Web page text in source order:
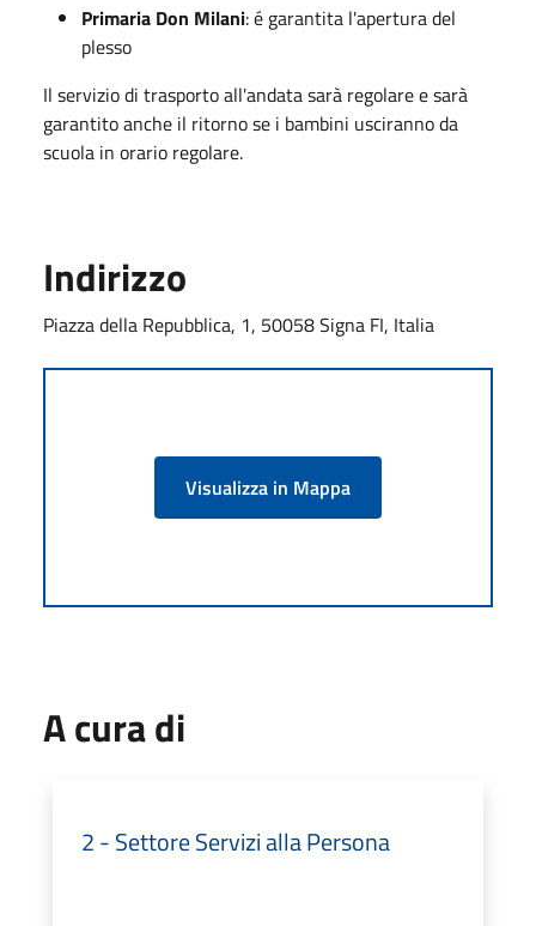
Primaria Don Milani: é garantita l'apertura del
plesso
Il servizio di trasporto all'andata sarà regolare e sarà
garantito anche il ritorno se i bambini usciranno da
scuola in orario regolare.
Indirizzo
Piazza della Repubblica, 1, 50058 Signa FI, Italia
Visualizza in Mappa
A cura di
2 - Settore Servizi alla Persona